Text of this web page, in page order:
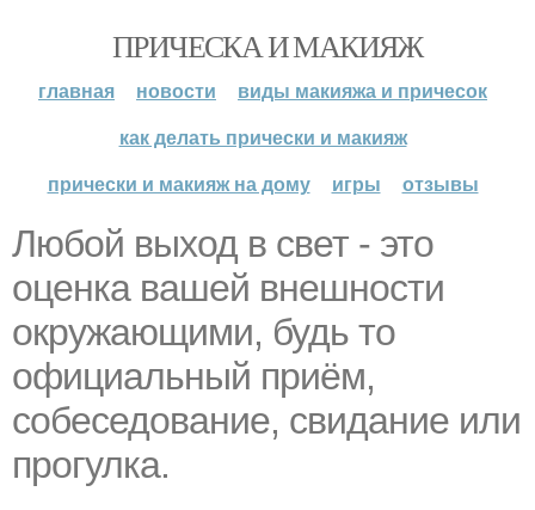
ПРИЧЕСКА И МАКИЯЖ
главная новости
виды макияжа и причесок
как делать прически и макияж
прически и макияж на дому
игры отзывы
Любой выход в свет - это
оценка вашей внешности
окружающими, будь то
официальный приём,
собеседование, свидание или
прогулка.